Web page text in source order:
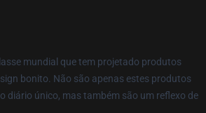
mundial que tem projetado produtos
bonito. Não são apenas estes produtos
diário único, mas também são um reflexo de